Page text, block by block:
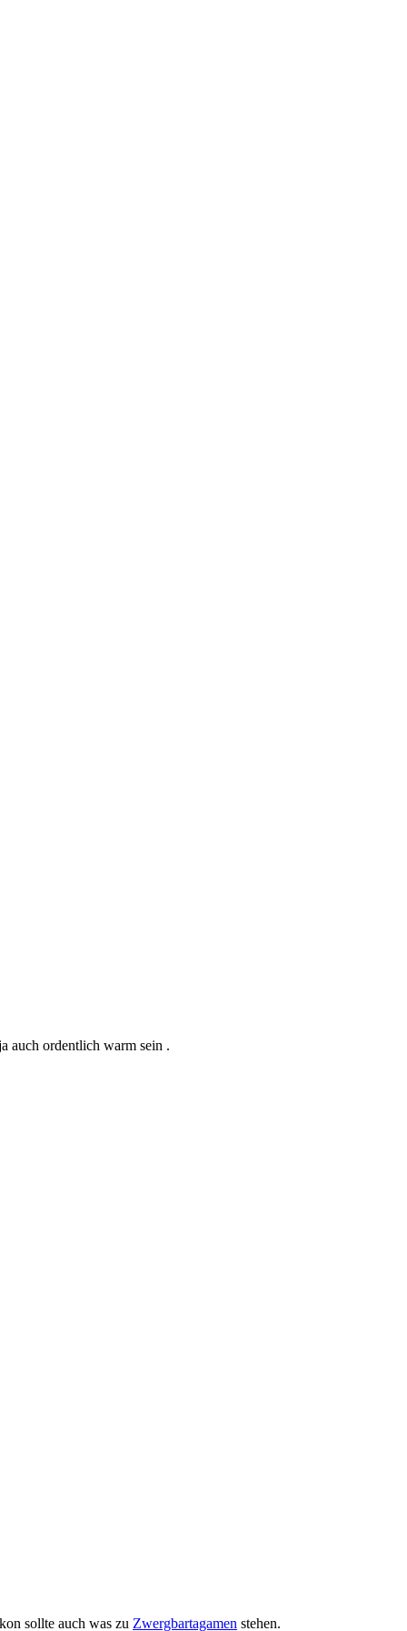
auch ordentlich warm sein .
sollte auch was zu Zwergbartagamen stehen.